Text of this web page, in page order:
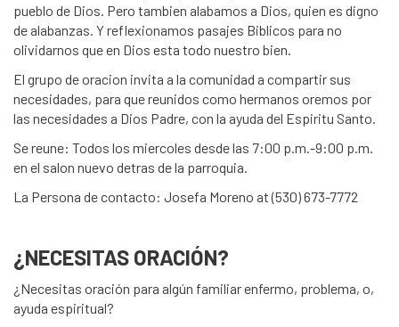
pueblo de Dios. Pero tambien alabamos a Dios, quien es digno
de alabanzas. Y reflexionamos pasajes Biblicos para no
olividarnos que en Dios esta todo nuestro bien.
El grupo de oracion invita a la comunidad a compartir sus
necesidades, para que reunidos como hermanos oremos por
las necesidades a Dios Padre, con la ayuda del Espiritu Santo.
Se reune: Todos los miercoles desde las 7:00 p.m.-9:00 p.m.
en el salon nuevo detras de la parroquia.
La Persona de contacto: Josefa Moreno at (530) 673-7772
¿NECESITAS ORACIÓN?
¿Necesitas oración para algún familiar enfermo, problema, o,
ayuda espiritual?